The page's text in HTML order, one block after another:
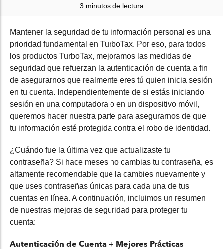
3 minutos de lectura
Mantener la seguridad de tu información personal es una
prioridad fundamental en TurboTax. Por eso, para todos
los productos TurboTax, mejoramos las medidas de
seguridad que refuerzan la autenticación de cuenta a fin
de asegurarnos que realmente eres tú quien inicia sesión
en tu cuenta. Independientemente de si estás iniciando
sesión en una computadora o en un dispositivo móvil,
queremos hacer nuestra parte para asegurarnos de que
tu información esté protegida contra el robo de identidad.
¿Cuándo fue la última vez que actualizaste tu
contraseña? Si hace meses no cambias tu contraseña, es
altamente recomendable que la cambies nuevamente y
que uses contraseñas únicas para cada una de tus
cuentas en línea. A continuación, incluimos un resumen
de nuestras mejoras de seguridad para proteger tu
cuenta:
Autenticación de Cuenta + Mejores Prácticas